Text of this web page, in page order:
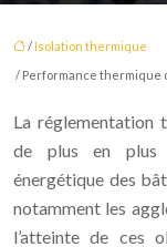
/ Isolation thermique
/ Performance thermique
La réglementation
de plus en plus
énergétique des
notamment les
l’atteinte de ces